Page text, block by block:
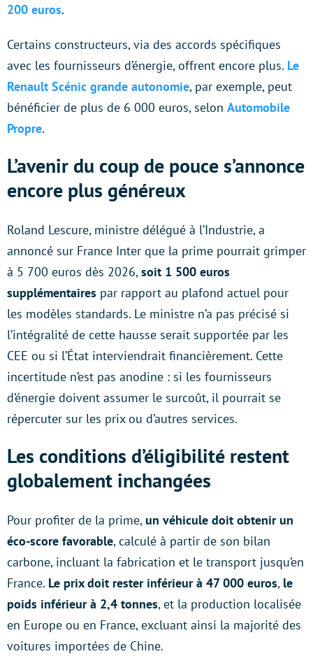
200 euros.
Certains constructeurs, via des accords spécifiques
avec les fournisseurs d’énergie, offrent encore plus. Le
Renault Scénic grande autonomie, par exemple, peut
bénéficier de plus de 6 000 euros, selon Automobile
Propre.
L’avenir du coup de pouce s’annonce
encore plus généreux
Roland Lescure, ministre délégué à l’Industrie, a
annoncé sur France Inter que la prime pourrait grimper
à 5 700 euros dès 2026, soit 1 500 euros
supplémentaires par rapport au plafond actuel pour
les modèles standards. Le ministre n’a pas précisé si
l’intégralité de cette hausse serait supportée par les
CEE ou si l’État interviendrait financièrement. Cette
incertitude n’est pas anodine : si les fournisseurs
d’énergie doivent assumer le surcoût, il pourrait se
répercuter sur les prix ou d’autres services.
Les conditions d’éligibilité restent
globalement inchangées
Pour profiter de la prime, un véhicule doit obtenir un
éco-score favorable, calculé à partir de son bilan
carbone, incluant la fabrication et le transport jusqu’en
France. Le prix doit rester inférieur à 47 000 euros, le
poids inférieur à 2,4 tonnes, et la production localisée
en Europe ou en France, excluant ainsi la majorité des
voitures importées de Chine.